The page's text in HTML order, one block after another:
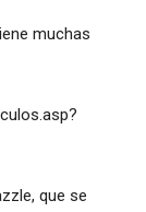
muchas
que se